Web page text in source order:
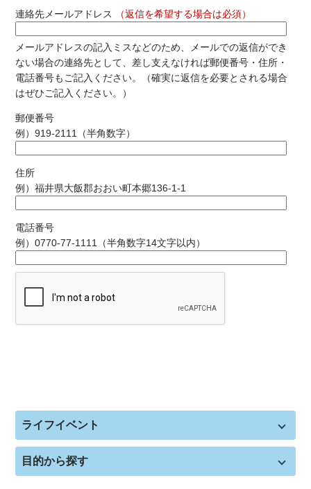
連絡先メールアドレス （返信を希望する場合は必須）
メールアドレスの記入ミスなどのため、メールでの返信ができ
ない場合の連絡先として、差し支えなければ郵便番号・住所・
電話番号もご記入ください。（確実に返信を必要とされる場合
はぜひご記入ください。）
郵便番号
例）919-2111（半角数字）
住所
例）福井県大飯郡おおい町本郷136-1-1
電話番号
例）0770-77-1111（半角数字14文字以内）
ライフイベント
目的から探す